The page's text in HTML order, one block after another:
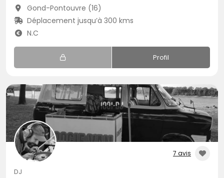
Gond-Pontouvre (16)
Déplacement jusqu’à 300 kms
N.C
Profil
7 avis
DJ